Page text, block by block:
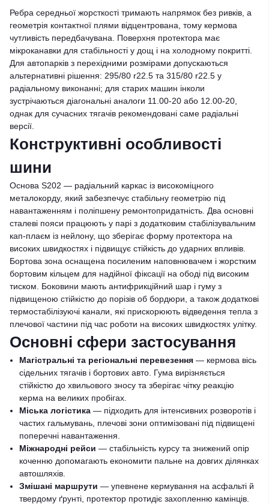
Ребра середньої жорсткості тримають напрямок без ривків, а
геометрія контактної плями відцентрована, тому кермова
чутливість передбачувана. Поверхня протектора має
мікроканавки для стабільності у дощ і на холодному покритті.
Для автопарків з перехідними розмірами допускаються
альтернативні рішення: 295/80 r22.5 та 315/80 r22.5 у
радіальному виконанні; для старих машин інколи
зустрічаються діагональні аналоги 11.00-20 або 12.00-20,
однак для сучасних тягачів рекомендовані саме радіальні
версії.
Конструктивні особливості
шини
Основа S202 — радіальний каркас із високоміцного
металокорду, який забезпечує стабільну геометрію під
навантаженням і поліпшену ремонтопридатність. Два основні
сталеві пояси працюють у парі з додатковим стабілізувальним
кап-плаєм із нейлону, що зберігає форму протектора на
високих швидкостях і підвищує стійкість до ударних впливів.
Бортова зона оснащена посиленим наповнювачем і жорстким
бортовим кільцем для надійної фіксації на ободі під високим
тиском. Боковини мають антифрикційний шар і гуму з
підвищеною стійкістю до порізів об бордюри, а також додаткові
термостабілізуючі канали, які прискорюють відведення тепла з
плечової частини під час роботи на високих швидкостях улітку.
Основні сфери застосування
Магістральні та регіональні перевезення — кермова вісь
сідельних тягачів і бортових авто. Гума вирізняється
стійкістю до хвильового зносу та зберігає чітку реакцію
керма на великих пробігах.
Міська логістика — підходить для інтенсивних розворотів і
частих гальмувань, плечові зони оптимізовані під підвищені
поперечні навантаження.
Міжнародні рейси — стабільність курсу та знижений опір
коченню допомагають економити пальне на довгих ділянках
автошляхів.
Змішані маршрути — упевнене кермування на асфальті й
твердому ґрунті, протектор протидіє захопленню камінців.